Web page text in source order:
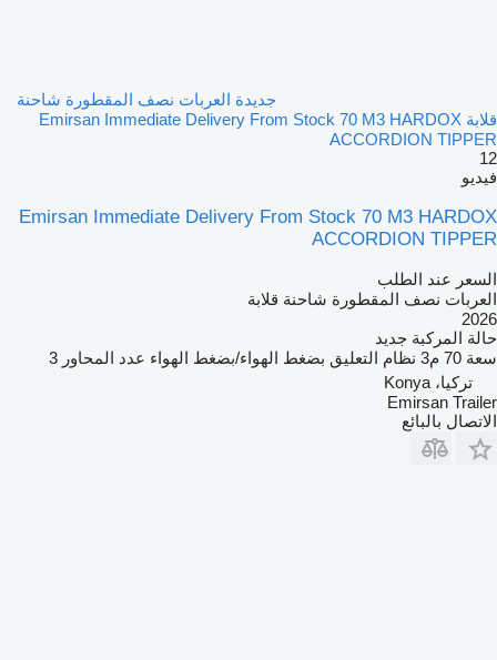
جديدة العربات نصف المقطورة شاحنة
قلابة Emirsan Immediate Delivery From Stock 70 M3 HARDOX
ACCORDION TIPPER
12
فيديو
Emirsan Immediate Delivery From Stock 70 M3 HARDOX
ACCORDION TIPPER
السعر عند الطلب
العربات نصف المقطورة شاحنة قلابة
2026
حالة المركبة جديد
سعة 70 م3 نظام التعليق بضغط الهواء/بضغط الهواء عدد المحاور 3
تركيا، Konya
Emirsan Trailer
الاتصال بالبائع